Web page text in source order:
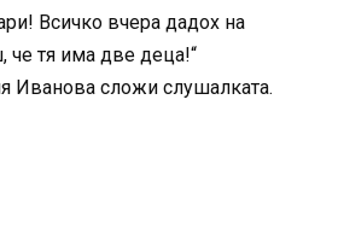
Всичко вчера дадох на
че тя има две деца!“
Иванова сложи слушалката.